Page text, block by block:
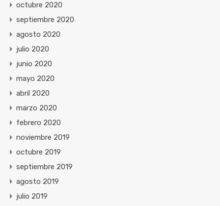
octubre 2020
septiembre 2020
agosto 2020
julio 2020
junio 2020
mayo 2020
abril 2020
marzo 2020
febrero 2020
noviembre 2019
octubre 2019
septiembre 2019
agosto 2019
julio 2019